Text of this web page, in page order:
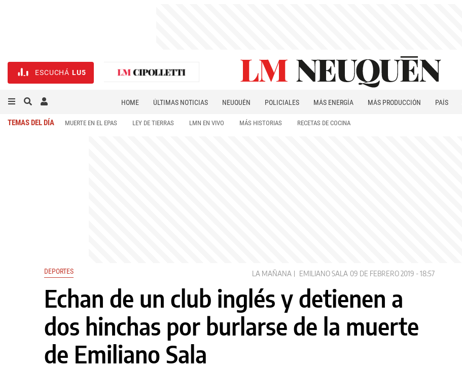
ESCUCHÁ LU5
HOME ÚLTIMAS NOTICIAS NEUQUÉN POLICIALES MÁS ENERGÍA MÁS PRODUCCIÓN PAÍS
TEMAS DEL DÍA MUERTE EN EL EPAS LEY DE TIERRAS LMN EN VIVO MÁS HISTORIAS RECETAS DE COCINA
DEPORTES LA MAÑANA EMILIANO SALA 09 DE FEBRERO 2019 - 18:57
Echan de un club inglés y detienen a
dos hinchas por burlarse de la muerte
de Emiliano Sala